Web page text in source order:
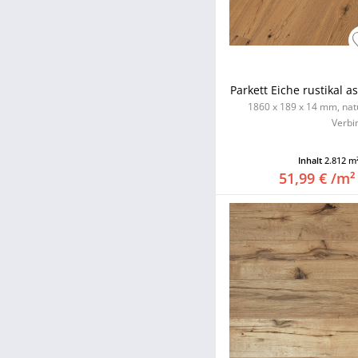
Parkett Eiche rustikal
1860 x 189 x 14 mm,
Inhalt2.812
51,99 € /m²